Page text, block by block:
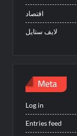
اقتصاد
لايف ستايل
Meta
Log in
Entries feed